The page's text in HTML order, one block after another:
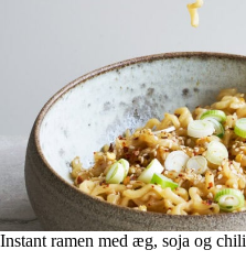
Instant ramen med æg, soja og chili